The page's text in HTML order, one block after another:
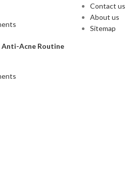
Anti-Acne Routine
Contact us
About us
Sitemap